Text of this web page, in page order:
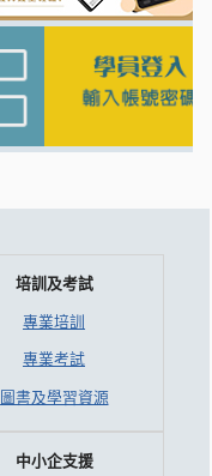
培訓及考試
專業培訓
專業考試
圖書及學習資源
中小企支援